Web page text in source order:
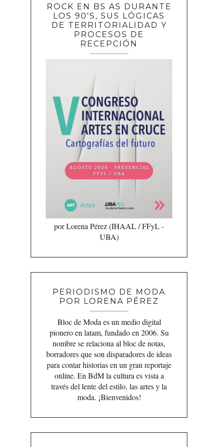
ROCK EN BS AS DURANTE
LOS 90'S, SUS LÓGICAS
DE TERRITORIALIDAD Y
PROCESOS DE
RECEPCIÓN
por Lorena Pérez (IHAAL / FFyL -
UBA)
PERIODISMO DE MODA
POR LORENA PÉREZ
Bloc de Moda es un medio digital
pionero en latam, fundado en 2006. Su
nombre se relaciona al bloc de notas,
borradores que son disparadores de ideas
para contar historias en un gran reportaje
online. En BdM la cultura es vista a
través del lente del estilo, las artes y la
moda. ¡Bienvenidos!